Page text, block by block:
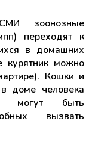
зоонозные
переходят к
в домашних
можно
Кошки и
доме человека
могут быть
вызвать